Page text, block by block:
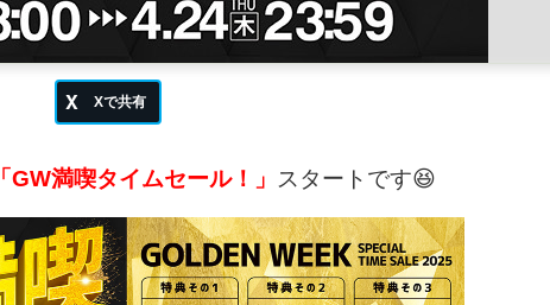
「GW満喫タイムセール！」 スタートです😆